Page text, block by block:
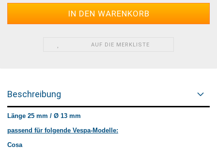
AUF DIE MERKLISTE
Beschreibung
Länge 25 mm / Ø 13 mm
passend für folgende Vespa-Modelle:
Cosa